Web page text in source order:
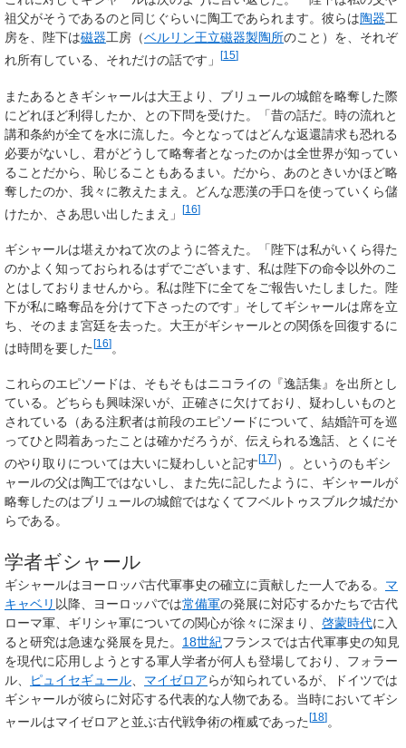
祖父がそうであるのと同じぐらいに陶工であられます。彼らは陶器工
房を、陛下は磁器工房（ベルリン王立磁器製陶所のこと）を、それぞ
れ所有している、それだけの話です」
[15]
またあるときギシャールは大王より、ブリュールの城館を略奪した際
にどれほど利得したか、との下問を受けた。「昔の話だ。時の流れと
講和条約が全てを水に流した。今となってはどんな返還請求も恐れる
必要がないし、君がどうして略奪者となったのかは全世界が知ってい
ることだから、恥じることもあるまい。だから、あのときいかほど略
奪したのか、我々に教えたまえ。どんな悪漢の手口を使っていくら儲
けたか、さあ思い出したまえ」
[16]
ギシャールは堪えかねて次のように答えた。「陛下は私がいくら得た
のかよく知っておられるはずでございます、私は陛下の命令以外のこ
とはしておりませんから。私は陛下に全てをご報告いたしました。陛
下が私に略奪品を分けて下さったのです」そしてギシャールは席を立
ち、そのまま宮廷を去った。大王がギシャールとの関係を回復するに
は時間を要した[16]。
これらのエピソードは、そもそもはニコライの『逸話集』を出所とし
ている。どちらも興味深いが、正確さに欠けており、疑わしいものと
されている（ある注釈者は前段のエピソードについて、結婚許可を巡
ってひと悶着あったことは確かだろうが、伝えられる逸話、とくにそ
のやり取りについては大いに疑わしいと記す[17] ）。というのもギシ
ャールの父は陶工ではないし、また先に記したように、ギシャールが
略奪したのはブリュールの城館ではなくてフベルトゥスブルク城だか
らである。
学者ギシャール
ギシャールはヨーロッパ古代軍事史の確立に貢献した一人である。 マ
キャベリ 以降、ヨーロッパでは常備軍の発展に対応するかたちで古代
ローマ軍、ギリシャ軍についての関心が徐々に深まり、 啓蒙時代に入
ると研究は急速な発展を見た。 18世紀フランスでは古代軍事史の知見
を現代に応用しようとする軍人学者が何人も登場しており、フォラー
ル、
ピュイセギュール マイゼロアらが知られているが、ドイツでは
ギシャールが彼らに対応する代表的な人物である。当時においてギシ
ャールはマイゼロアと並ぶ古代戦争術の権威であった[18]。